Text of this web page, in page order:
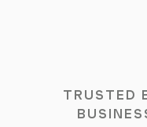
TRUSTED